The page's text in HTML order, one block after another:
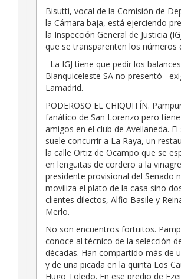
Bisutti, vocal de la Comisión de
la Cámara baja, está ejerciendo
la Inspección General de Justicia
que se transparenten los números
–La IGJ tiene que pedir los
Blanquiceleste SA no presentó
Lamadrid.
PODEROSO EL CHIQUITÍN.
fanático de San Lorenzo pero
amigos en el club de Avellaneda.
suele concurrir a La Raya, un
la calle Ortiz de Ocampo que se
en lengüitas de cordero a la
presidente provisional del Senado
moviliza el plato de la casa sino
clientes dilectos, Alfio Basile y
Merlo.
No son encuentros fortuitos.
conoce al técnico de la selección
décadas. Han compartido más de
y de una picada en la quinta Los
Hugo Toledo. En ese predio de